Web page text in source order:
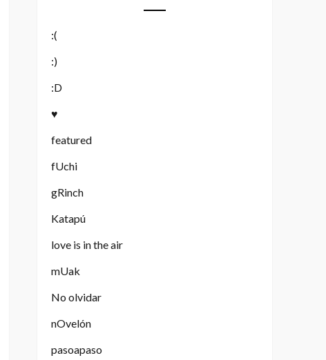
:(
:)
:D
♥
featured
fUchi
gRinch
Katapú
love is in the air
mUak
No olvidar
nOvelón
pasoapaso